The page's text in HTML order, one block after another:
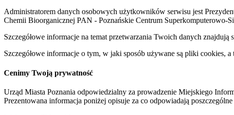
Administratorem danych osobowych użytkowników serwisu jest
Chemii Bioorganicznej PAN - Poznańskie Centrum Superkomputerowo-
Szczegółowe informacje na temat przetwarzania Twoich danych znajdują
Szczegółowe informacje o tym, w jaki sposób używane są pliki cookies,
Cenimy Twoją prywatność
Urząd Miasta Poznania odpowiedzialny za prowadzenie Miejskiego
Prezentowana informacja poniżej opisuje za co odpowiadają